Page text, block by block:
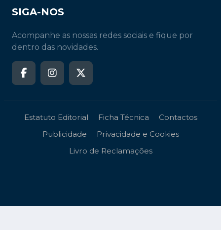
SIGA-NOS
Acompanhe as nossas redes sociais e fique por
dentro das novidades.
Estatuto Editorial Ficha Técnica
Contactos
Publicidade
Privacidade e Cookies
Livro de Reclamações